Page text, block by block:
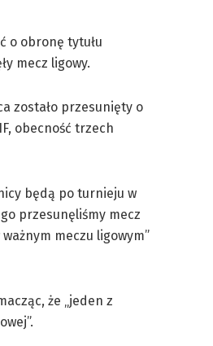
o obronę tytułu
mecz ligowy.
zostało przesunięty o
obecność trzech
będą po turnieju w
przesunęliśmy mecz
meczu ligowym”
że „jeden z